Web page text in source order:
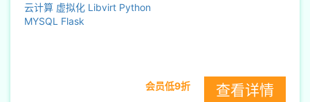
云计算 虚拟化 Libvirt Python
MYSQL Flask
会员低9折 查看详情